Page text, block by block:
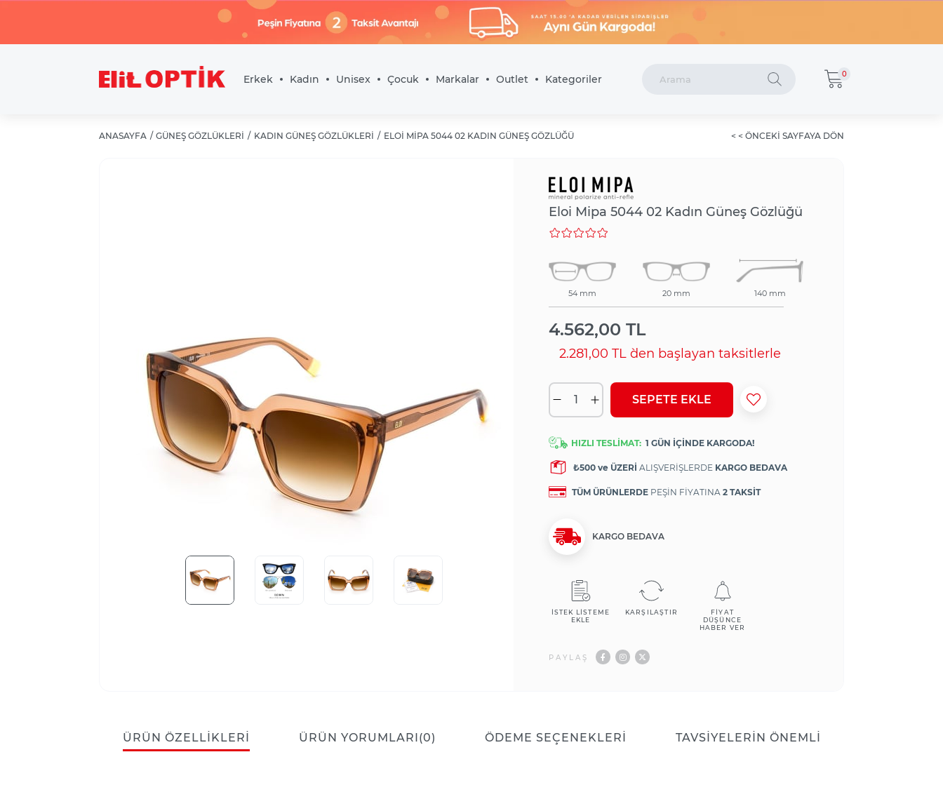
Erkek Kadın Unisex Çocuk Markalar Outlet Kategoriler 0
ANASAYFA GÜNEŞ GÖZLÜKLERI KADIN GÜNEŞ GÖZLÜKLERI ELOI MIPA 5044 02 KADIN GÜNEŞ GÖZLÜĞÜ < < ÖNCEKI SAYFAYA DÖN
Eloi Mipa 5044 02 Kadın Güneş Gözlüğü
54 mm 20 mm 140 mm
4.562,00 TL
2.281,00 TL `den başlayan taksitlerle
HIZLI TESLİMAT: 1 GÜN İÇİNDE KARGODA!
₺500 ve ÜZERİ ALIŞVERİŞLERDE KARGO BEDAVA
TÜM ÜRÜNLERDE PEŞİN FİYATINA 2 TAKSİT
KARGO BEDAVA
İSTEK LISTEME
EKLE
KARŞILAŞTIR
FIYAT
DÜŞÜNCE
HABER VER
PAYLAŞ
Eloi Mipa 5044 02 Kadın Güneş
4.562,00 TL
ÜRÜN ÖZELLIKLERI ÜRÜN YORUMLARI(0) ÖDEME SEÇENEKLERI TAVSIYELERIN ÖNEMLI